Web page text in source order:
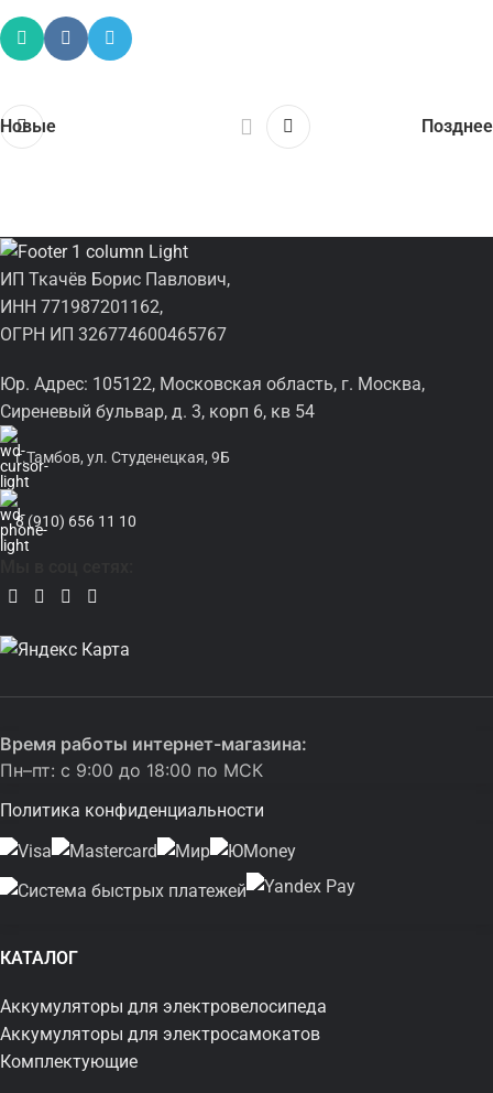
Новые Позднее
ИП Ткачёв Борис Павлович,
ИНН 771987201162,
ОГРН ИП 326774600465767
Юр. Адрес: 105122, Московская область, г. Москва,
Сиреневый бульвар, д. 3, корп 6, кв 54
г.Тамбов, ул. Студенецкая, 9Б
8 (910) 656 11 10
Время работы интернет-магазина:
Пн–пт: с 9:00 до 18:00 по МСК
Политика конфиденциальности
КАТАЛОГ
Аккумуляторы для электровелосипеда
Аккумуляторы для электросамокатов
Комплектующие